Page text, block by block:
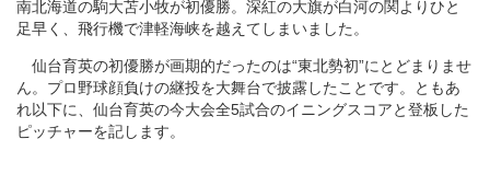
南北海道の駒大苫小牧が初優勝。深紅の大旗が白河の関よりひと
足早く、飛行機で津軽海峡を越えてしまいました。
仙台育英の初優勝が画期的だったのは“東北勢初”にとどまりませ
ん。プロ野球顔負けの継投を大舞台で披露したことです。ともあ
れ以下に、仙台育英の今大会全5試合のイニングスコアと登板した
ピッチャーを記します。